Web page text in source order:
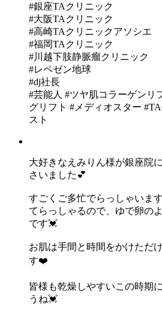
#銀座TAクリニック
#大阪TAクリニック
#高崎TAクリニックアソシエ
#福岡TAクリニック
#川越下肢静脈瘤クリニック
#レペゼン地球
#dj社長
#芸能人 #ツヤ肌コラーゲンリ
グリフト #メディオスター
スト
大好きなえみりん様が銀座院
さいました💕
すごくご多忙でらっしゃいま
てらっしゃるので、ゆで卵の
です💓
お肌は手間と時間をかけただ
す❤️
皆様も乾燥しやすいこの時期
うね💓